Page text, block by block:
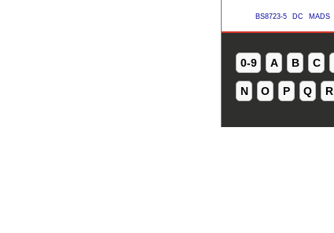
BS8723-5 DC MADS
0-9 A B C
N O P Q R